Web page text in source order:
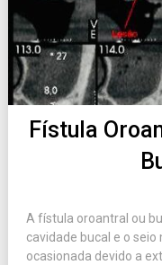
Fístula
A fístula oroantral ou
cavidade bucal e o
ocasionada devido a